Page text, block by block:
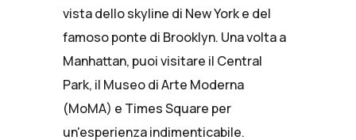
vista dello skyline di New York e del
famoso ponte di Brooklyn. Una volta a
Manhattan, puoi visitare il Central
Park, il Museo di Arte Moderna
(MoMA) e Times Square per
un'esperienza indimenticabile.